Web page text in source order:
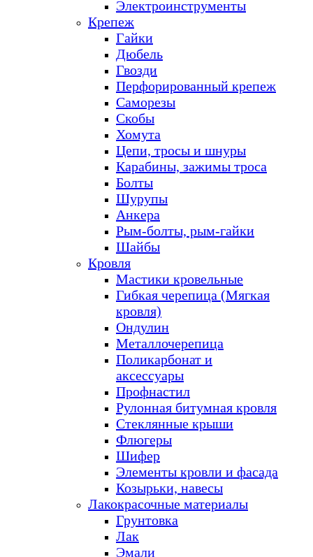
Электроинструменты
Крепеж
Гайки
Дюбель
Гвозди
Перфорированный крепеж
Саморезы
Скобы
Хомута
Цепи, тросы и шнуры
Карабины, зажимы троса
Болты
Шурупы
Анкера
Рым-болты, рым-гайки
Шайбы
Кровля
Мастики кровельные
Гибкая черепица (Мягкая
кровля)
Ондулин
Металлочерепица
Поликарбонат и
аксессуары
Профнастил
Рулонная битумная кровля
Стеклянные крыши
Флюгеры
Шифер
Элементы кровли и фасада
Козырьки, навесы
Лакокрасочные материалы
Грунтовка
Лак
Эмали